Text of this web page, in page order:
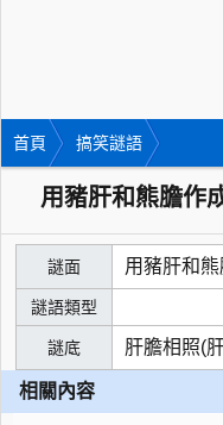
首頁 搞笑謎語
用豬肝和熊膽作
謎面 用豬肝和熊
謎語類型
謎底 肝膽相照(
相關內容